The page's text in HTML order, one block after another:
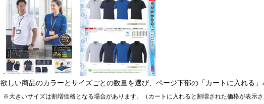
欲しい商品のカラーとサイズごとの数量を選び、ページ下部の「カートに入れる」
※大きいサイズは割増価格となる場合があります。（カートに入れると割増された価格が表示さ